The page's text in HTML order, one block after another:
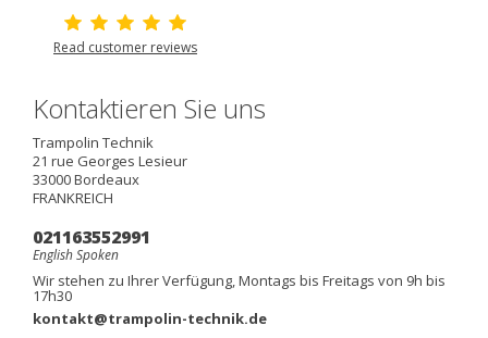
Read customer reviews
Kontaktieren Sie uns
Trampolin Technik
21 rue Georges Lesieur
33000Bordeaux
FRANKREICH
021163552991
English Spoken
Wir stehen zu Ihrer Verfügung, Montags bis Freitags von 9h bis
17h30
kontakt@trampolin-technik.de